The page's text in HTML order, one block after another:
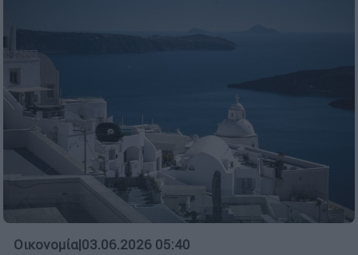
Οικονομία|03.06.2026 05:40